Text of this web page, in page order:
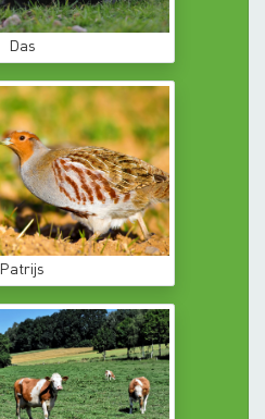
Das
Patrijs